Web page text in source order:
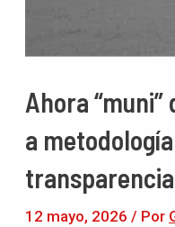
Ahora “muni”
a
transparencia
12 mayo, 2026 / Por